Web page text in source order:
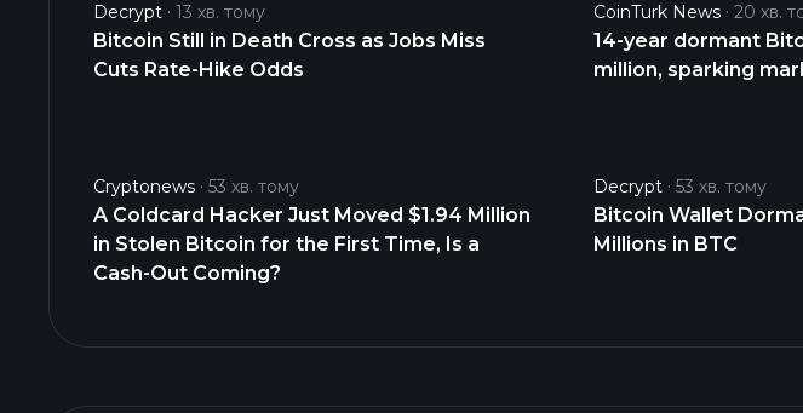
Decrypt 13 хв. тому
Bitcoin Still in Death Cross as Jobs Miss
Cuts Rate-Hike Odds
CoinTurk News 20 хв.
14-year dormant
million, sparking
Cryptonews 53 хв. тому
A Coldcard Hacker Just Moved $1.94 Million
in Stolen Bitcoin for the First Time, Is a
Cash-Out Coming?
Decrypt 53 хв. тому
Bitcoin Wallet
Millions in BTC